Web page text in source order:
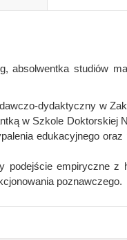
absolwentka studiów
dydaktyczny w
w Szkole Doktorskiej
edukacyjnego
podejście empiryczne
poznawczego.